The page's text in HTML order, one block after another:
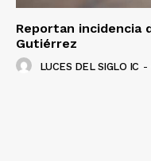
Reportan incidencia
Gutiérrez
LUCES DEL SIGLO IC -